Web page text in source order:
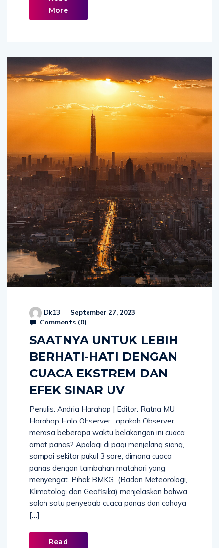
More
Dk13 September 27, 2023
Comments (0)
SAATNYA UNTUK LEBIH
BERHATI-HATI DENGAN
CUACA EKSTREM DAN
EFEK SINAR UV
Penulis: Andria Harahap | Editor: Ratna MU
Harahap Halo Observer , apakah Observer
merasa beberapa waktu belakangan ini cuaca
amat panas? Apalagi di pagi menjelang siang,
sampai sekitar pukul 3 sore, dimana cuaca
panas dengan tambahan matahari yang
menyengat. Pihak BMKG (Badan Meteorologi,
Klimatologi dan Geofisika) menjelaskan bahwa
salah satu penyebab cuaca panas dan cahaya
[…]
Read